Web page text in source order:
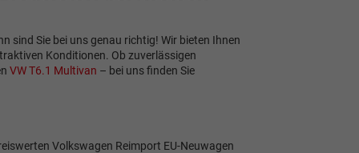
sind Sie bei uns genau richtig! Wir bieten Ihnen
Konditionen. Ob zuverlässigen
VW T6.1 Multivan – bei uns finden Sie
Volkswagen Reimport EU-Neuwagen